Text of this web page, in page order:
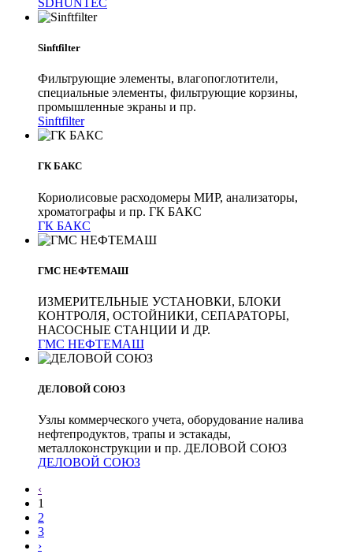
Sinftfilter
Фильтрующие элементы, влагопоглотители,
специальные элементы, фильтрующие корзины,
промышленные экраны и пр.
Sinftfilter
ГК БАКС
Кориолисовые расходомеры МИР, анализаторы,
хроматографы и пр. ГК БАКС
ГК БАКС
ГМС НЕФТЕМАШ
ИЗМЕРИТЕЛЬНЫЕ УСТАНОВКИ, БЛОКИ
КОНТРОЛЯ, ОСТОЙНИКИ, СЕПАРАТОРЫ,
НАСОСНЫЕ СТАНЦИИ И ДР.
ГМС НЕФТЕМАШ
ДЕЛОВОЙ СОЮЗ
Узлы коммерческого учета, оборудование налива
нефтепродуктов, трапы и эстакады,
металлоконструкции и пр. ДЕЛОВОЙ СОЮЗ
ДЕЛОВОЙ СОЮЗ
‹
1
2
3
›